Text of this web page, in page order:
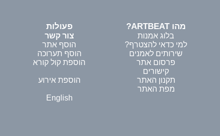
מהו ARTBEAT?
בלוג אמנות
למי כדאי להצטרף?
שירותים לאמנים
פרסום אתר
קישורים
תקנון האתר
מפת האתר
פעולות
צור קשר
הוסף אתר
הוסף תערוכה
הוספת קול קורא
הוספת אירוע
English